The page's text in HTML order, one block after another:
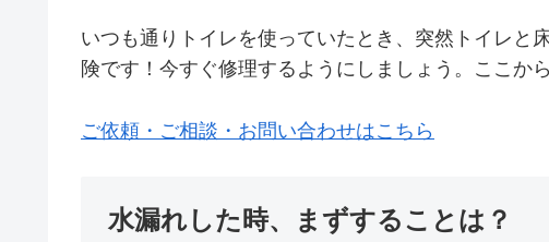
いつも通りトイレを使っていたとき、突然トイレと
険です！今すぐ修理するようにしましょう。ここか
ご依頼・ご相談・お問い合わせはこちら
水漏れした時、まずすることは？